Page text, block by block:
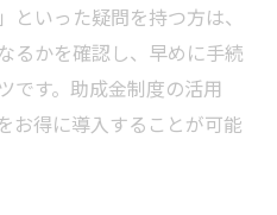
といった疑問を持つ方は、
るかを確認し、早めに手続
です。助成金制度の活用
お得に導入することが可能